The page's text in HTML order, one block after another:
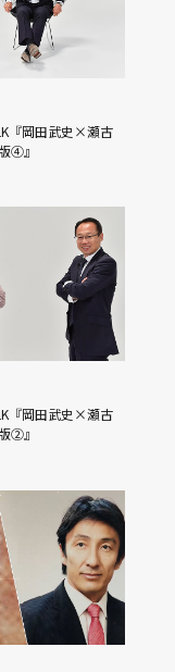
『岡田武史×瀬古
④』
『岡田武史×瀬古
②』